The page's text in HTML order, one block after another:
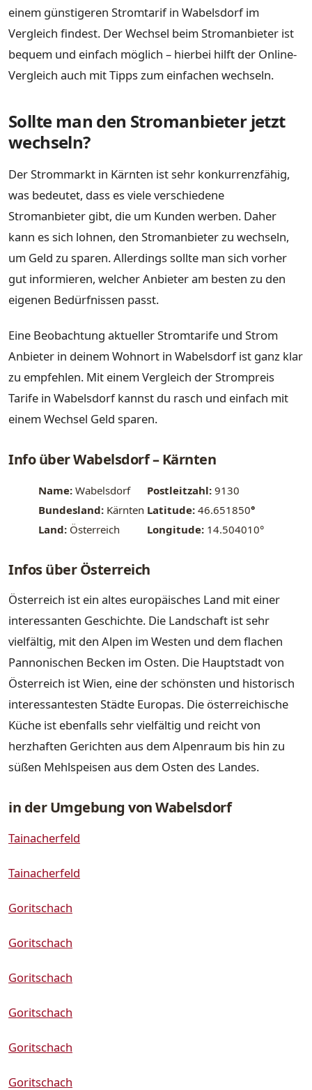
einem günstigeren Stromtarif in Wabelsdorf im
Vergleich findest. Der Wechsel beim Stromanbieter ist
bequem und einfach möglich – hierbei hilft der Online-
Vergleich auch mit Tipps zum einfachen wechseln.
Sollte man den Stromanbieter jetzt
wechseln?
Der Strommarkt in Kärnten ist sehr konkurrenzfähig,
was bedeutet, dass es viele verschiedene
Stromanbieter gibt, die um Kunden werben. Daher
kann es sich lohnen, den Stromanbieter zu wechseln,
um Geld zu sparen. Allerdings sollte man sich vorher
gut informieren, welcher Anbieter am besten zu den
eigenen Bedürfnissen passt.
Eine Beobachtung aktueller Stromtarife und Strom
Anbieter in deinem Wohnort in Wabelsdorf ist ganz klar
zu empfehlen. Mit einem Vergleich der Strompreis
Tarife in Wabelsdorf kannst du rasch und einfach mit
einem Wechsel Geld sparen.
Info über Wabelsdorf – Kärnten
Name: Wabelsdorf Postleitzahl: 9130
Bundesland: Kärnten Latitude: 46.651850°
Land: Österreich Longitude: 14.504010°
Infos über Österreich
Österreich ist ein altes europäisches Land mit einer
interessanten Geschichte. Die Landschaft ist sehr
vielfältig, mit den Alpen im Westen und dem flachen
Pannonischen Becken im Osten. Die Hauptstadt von
Österreich ist Wien, eine der schönsten und historisch
interessantesten Städte Europas. Die österreichische
Küche ist ebenfalls sehr vielfältig und reicht von
herzhaften Gerichten aus dem Alpenraum bis hin zu
süßen Mehlspeisen aus dem Osten des Landes.
in der Umgebung von Wabelsdorf
Tainacherfeld
Tainacherfeld
Goritschach
Goritschach
Goritschach
Goritschach
Goritschach
Goritschach